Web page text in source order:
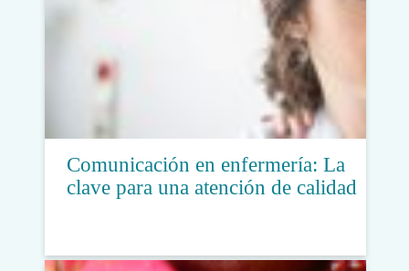
Comunicación en enfermería: La
clave para una atención de calidad